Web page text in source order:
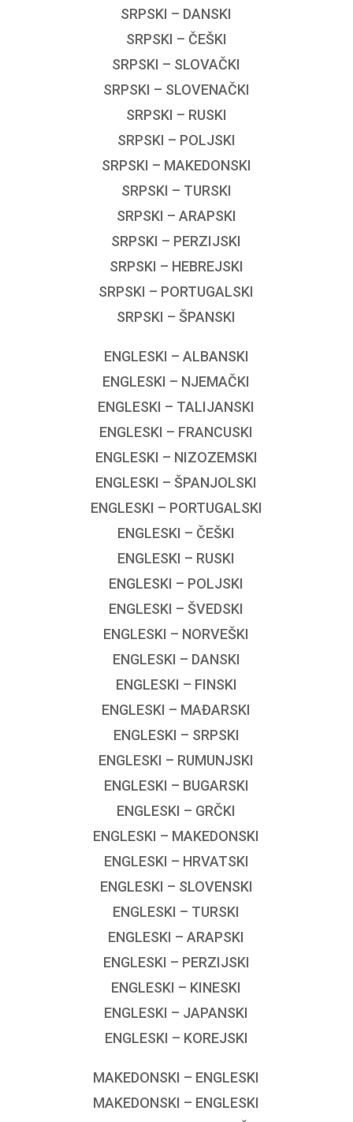
SRPSKI – DANSKI
SRPSKI – ČEŠKI
SRPSKI – SLOVAČKI
SRPSKI – SLOVENAČKI
SRPSKI – RUSKI
SRPSKI – POLJSKI
SRPSKI – MAKEDONSKI
SRPSKI – TURSKI
SRPSKI – ARAPSKI
SRPSKI – PERZIJSKI
SRPSKI – HEBREJSKI
SRPSKI – PORTUGALSKI
SRPSKI – ŠPANSKI
ENGLESKI – ALBANSKI
ENGLESKI – NJEMAČKI
ENGLESKI – TALIJANSKI
ENGLESKI – FRANCUSKI
ENGLESKI – NIZOZEMSKI
ENGLESKI – ŠPANJOLSKI
ENGLESKI – PORTUGALSKI
ENGLESKI – ČEŠKI
ENGLESKI – RUSKI
ENGLESKI – POLJSKI
ENGLESKI – ŠVEDSKI
ENGLESKI – NORVEŠKI
ENGLESKI – DANSKI
ENGLESKI – FINSKI
ENGLESKI – MAĐARSKI
ENGLESKI – SRPSKI
ENGLESKI – RUMUNJSKI
ENGLESKI – BUGARSKI
ENGLESKI – GRČKI
ENGLESKI – MAKEDONSKI
ENGLESKI – HRVATSKI
ENGLESKI – SLOVENSKI
ENGLESKI – TURSKI
ENGLESKI – ARAPSKI
ENGLESKI – PERZIJSKI
ENGLESKI – KINESKI
ENGLESKI – JAPANSKI
ENGLESKI – KOREJSKI
MAKEDONSKI – ENGLESKI
MAKEDONSKI – ENGLESKI